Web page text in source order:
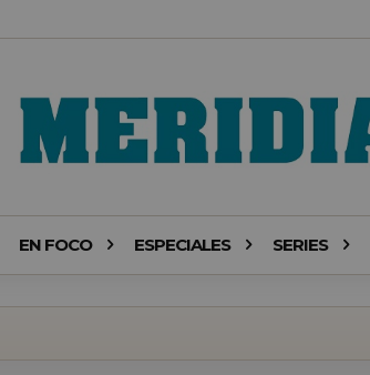
EN FOCO ESPECIALES SERIES